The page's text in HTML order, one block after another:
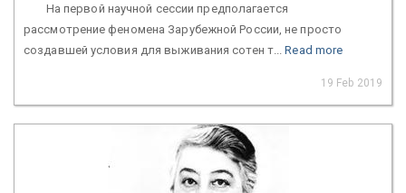
На первой научной сессии предполагается
рассмотрение феномена Зарубежной России, не просто
создавшей условия для выживания сотен т...Read more
19 Feb 2019